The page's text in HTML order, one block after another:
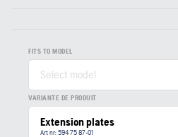
FITS TO MODEL
Select model
VARIANTE DE PRODUIT
Extension plates
Art nr: 594 75 87‑01